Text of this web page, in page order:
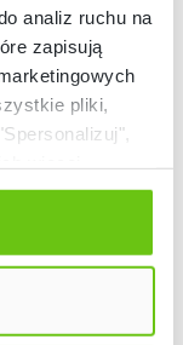
analiz ruchu na
zapisują
pliki,
Wtedy
strony.
przycisku w